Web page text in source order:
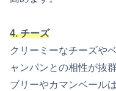
4. チーズ
クリーミーなチーズや
ャンパンとの相性が抜
ブリーやカマンベール